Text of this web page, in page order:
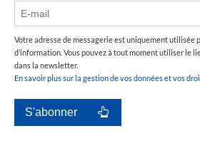
Votre adresse de messagerie est uniquement utilisée
d’information. Vous pouvez à tout moment utiliser le
dans la newsletter.
En savoir plus sur la gestion de vos données et vos